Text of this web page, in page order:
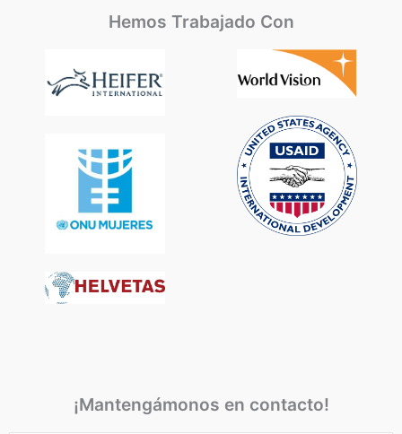
Hemos Trabajado Con
¡Mantengámonos en contacto!